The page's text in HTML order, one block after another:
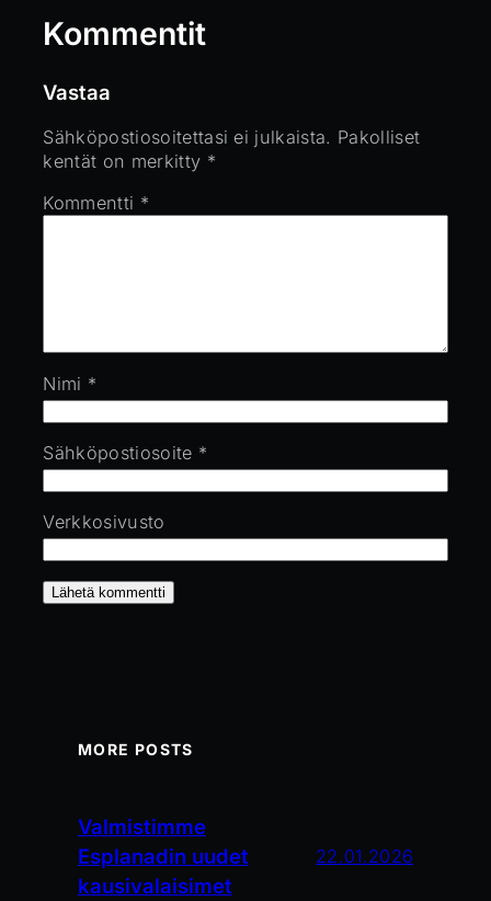
Kommentit
Vastaa
Sähköpostiosoitettasi ei julkaista. Pakolliset
kentät on merkitty *
Kommentti *
Nimi *
Sähköpostiosoite *
Verkkosivusto
MORE POSTS
Valmistimme
Esplanadin uudet
kausivalaisimet
22.01.2026